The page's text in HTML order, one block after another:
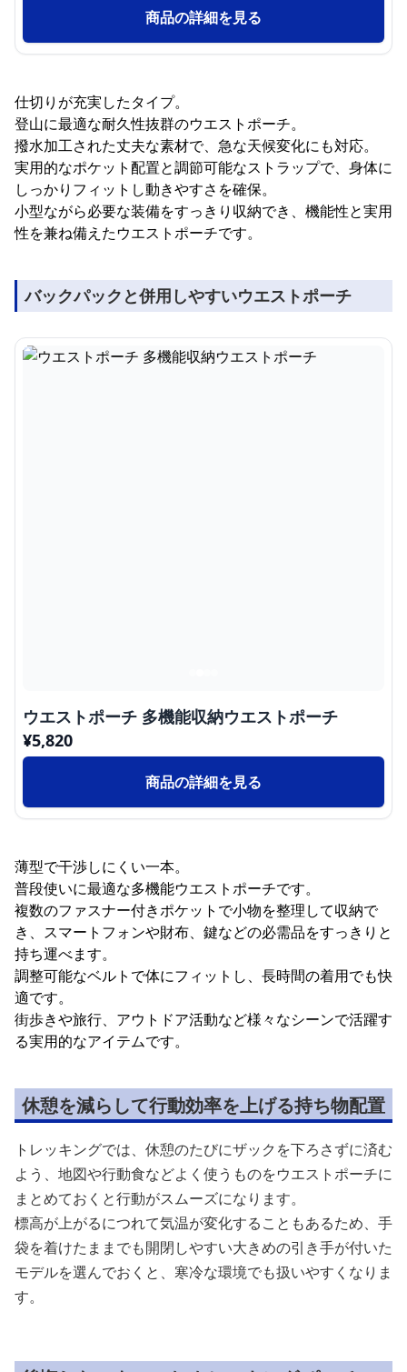
商品の詳細を見る
仕切りが充実したタイプ。
登山に最適な耐久性抜群のウエストポーチ。
撥水加工された丈夫な素材で、急な天候変化にも対応。
実用的なポケット配置と調節可能なストラップで、身体に
しっかりフィットし動きやすさを確保。
小型ながら必要な装備をすっきり収納でき、機能性と実用
性を兼ね備えたウエストポーチです。
バックパックと併用しやすいウエストポーチ
ウエストポーチ 多機能収納ウエストポーチ
¥5,820
商品の詳細を見る
薄型で干渉しにくい一本。
普段使いに最適な多機能ウエストポーチです。
複数のファスナー付きポケットで小物を整理して収納で
き、スマートフォンや財布、鍵などの必需品をすっきりと
持ち運べます。
調整可能なベルトで体にフィットし、長時間の着用でも快
適です。
街歩きや旅行、アウトドア活動など様々なシーンで活躍す
る実用的なアイテムです。
休憩を減らして行動効率を上げる持ち物配置
トレッキングでは、休憩のたびにザックを下ろさずに済む
よう、地図や行動食などよく使うものをウエストポーチに
まとめておくと行動がスムーズになります。
標高が上がるにつれて気温が変化することもあるため、手
袋を着けたままでも開閉しやすい大きめの引き手が付いた
モデルを選んでおくと、寒冷な環境でも扱いやすくなりま
す。